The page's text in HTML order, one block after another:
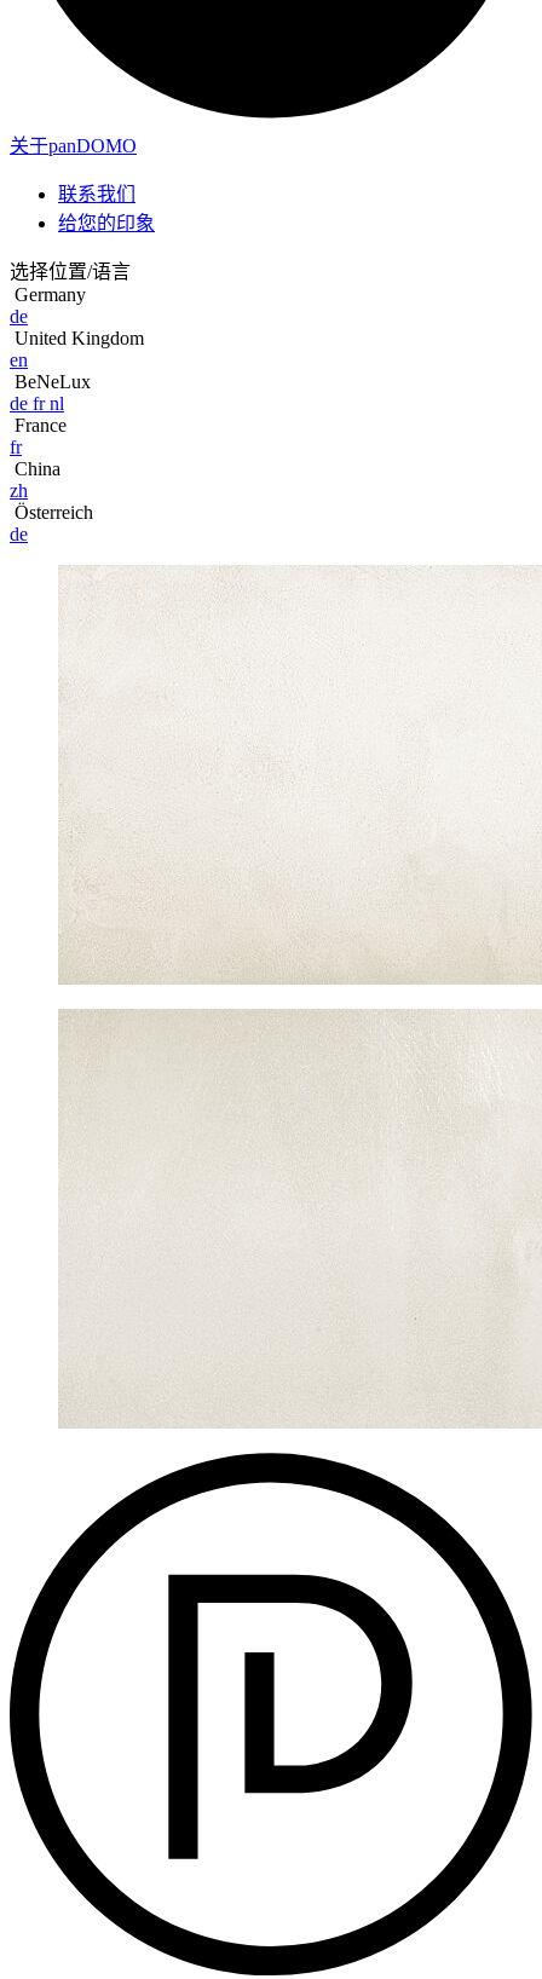
关于panDOMO
联系我们
给您的印象
选择位置/语言
Germany
de
United Kingdom
en
BeNeLux
de frnl
France
fr
China
zh
Österreich
de